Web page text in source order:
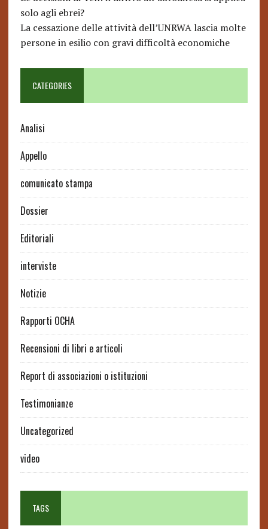
solo agli ebrei?
La cessazione delle attività dell’UNRWA lascia molte
persone in esilio con gravi difficoltà economiche
CATEGORIES
Analisi
Appello
comunicato stampa
Dossier
Editoriali
interviste
Notizie
Rapporti OCHA
Recensioni di libri e articoli
Report di associazioni o istituzioni
Testimonianze
Uncategorized
video
TAGS